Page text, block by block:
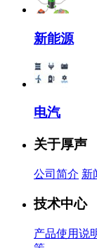
新能源
电汽
关于厚声
公司简介 新
技术中心
产品使用说